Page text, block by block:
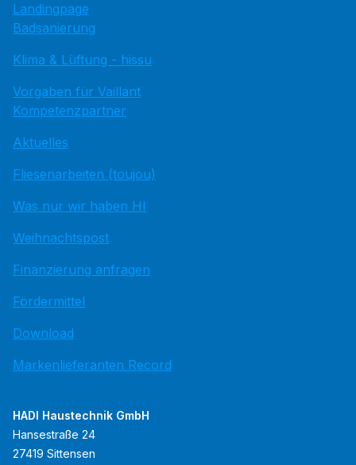
Landingpage
Badsanierung
Klima & Lüftung - hissu
Vorgaben für Vaillant
Kompetenzpartner
Aktuelles
Fliesenarbeiten (toujou)
Was nur wir haben HI
Weihnachtspost
Finanzierung anfragen
Fördermittel
Download
Markenlieferanten Record
HADI Haustechnik GmbH
Hansestraße 24
27419 Sittensen